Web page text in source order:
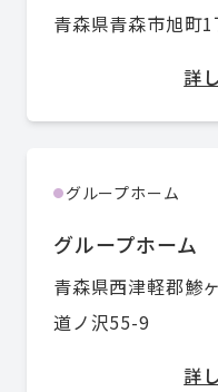
青森県青森市旭町
詳
● グループホーム
グループホーム
青森県西津軽郡鯵
道ノ沢55-9
詳